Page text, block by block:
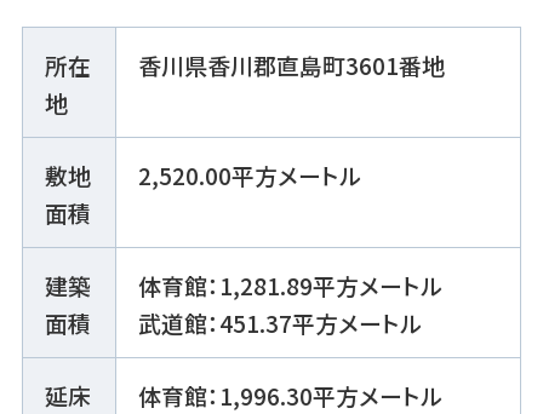
所在
地
香川県香川郡直島町3601番地
敷地
面積
2,520.00平方メートル
建築
面積
体育館：1,281.89平方メートル
武道館：451.37平方メートル
延床
体育館：1,996.30平方メートル